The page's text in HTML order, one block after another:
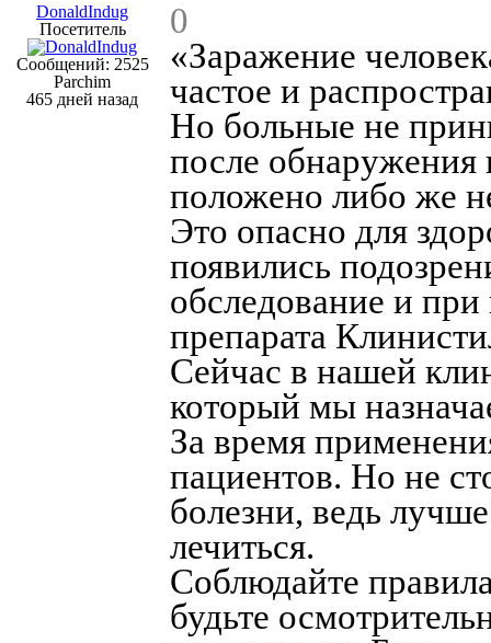
DonaldIndug
Посетитель
Сообщений: 2525
Parchim
465 дней назад
0
«Заражение
частое и
Но больные не
после обнаружения
положено либо же
Это опасно для
появились
обследование и
препарата
Сейчас в нашей
который мы
За время
пациентов. Но не
болезни, ведь
лечиться.
Соблюдайте
будьте